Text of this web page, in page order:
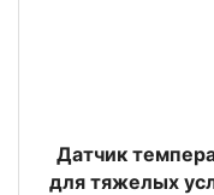
Датчик
для тяжелых